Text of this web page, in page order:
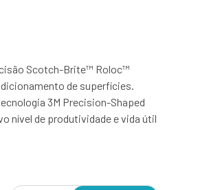
Scotch-Brite™ Roloc™
de superfícies.
3M Precision-Shaped
nível de produtividade e vida útil